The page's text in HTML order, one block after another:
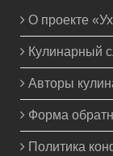
О проекте
Кулинарный
Авторы
Форма
Политика